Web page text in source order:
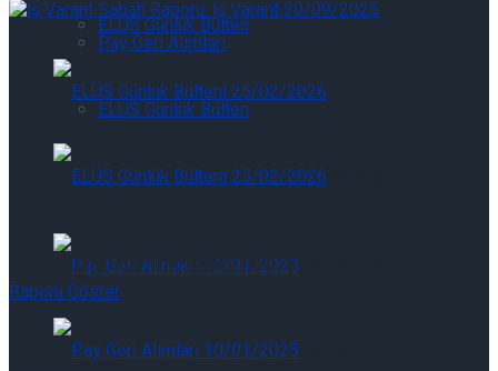
ELÜS Günlük Bülten
ELÜS Günlük Bülteni 07/08/2026
Pay Geri Alımları 07/08/2026
Pay Geri Alımları
ELÜS Günlük Bülten
ELÜS Günlük Bülteni 07/08/2026
Raporu Göster